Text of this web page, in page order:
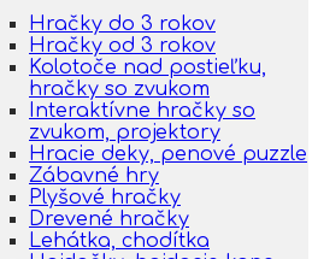
Hračky do 3 rokov
Hračky od 3 rokov
Kolotoče nad postieľku,
hračky so zvukom
Interaktívne hračky so
zvukom, projektory
Hracie deky, penové puzzle
Zábavné hry
Plyšové hračky
Drevené hračky
Lehátka, chodítka